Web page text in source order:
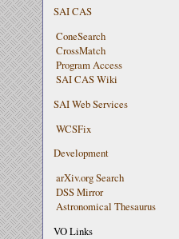
SAI CAS
ConeSearch
CrossMatch
Program Access
SAI CAS Wiki
SAI Web Services
WCSFix
Development
arXiv.org Search
DSS Mirror
Astronomical Thesaurus
VO Links